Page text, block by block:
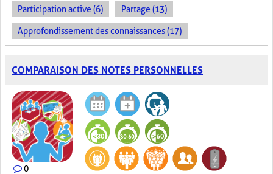
Participation active (6) Partage (13)
Approfondissement des connaissances (17)
COMPARAISON DES NOTES PERSONNELLES
0